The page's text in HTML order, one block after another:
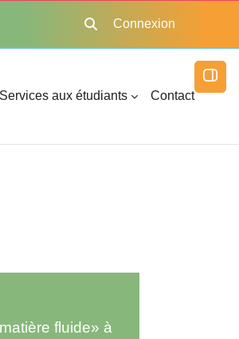
Activer/désactiver la saisie
Connexion
Services aux étudiants Contact
fluide» à